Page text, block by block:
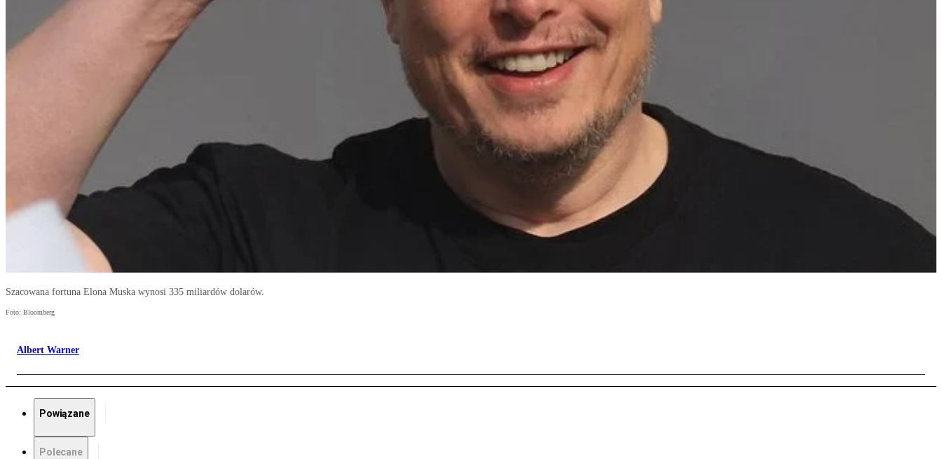
Szacowana fortuna Elona Muska wynosi 335 miliardów dolarów.
Foto: Bloomberg
Albert Warner
Powiązane
Polecane